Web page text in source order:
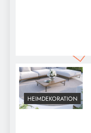
HEIMDEKORATION